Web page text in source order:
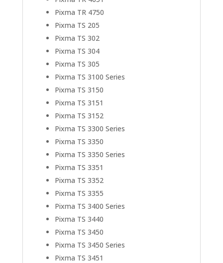
Pixma TR 4750
Pixma TS 205
Pixma TS 302
Pixma TS 304
Pixma TS 305
Pixma TS 3100 Series
Pixma TS 3150
Pixma TS 3151
Pixma TS 3152
Pixma TS 3300 Series
Pixma TS 3350
Pixma TS 3350 Series
Pixma TS 3351
Pixma TS 3352
Pixma TS 3355
Pixma TS 3400 Series
Pixma TS 3440
Pixma TS 3450
Pixma TS 3450 Series
Pixma TS 3451